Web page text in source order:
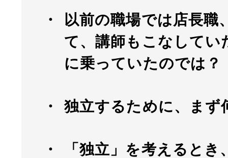
以前の職場では店長職
て、講師もこなしてい
に乗っていたのでは？
独立するために、まず
「独立」を考えると